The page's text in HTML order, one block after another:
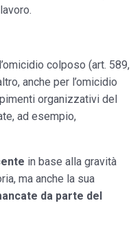
colposo (art. 589,
anche per l’omicidio
organizzativi del
ad esempio,
in base alla gravità
ma anche la sua
da parte del